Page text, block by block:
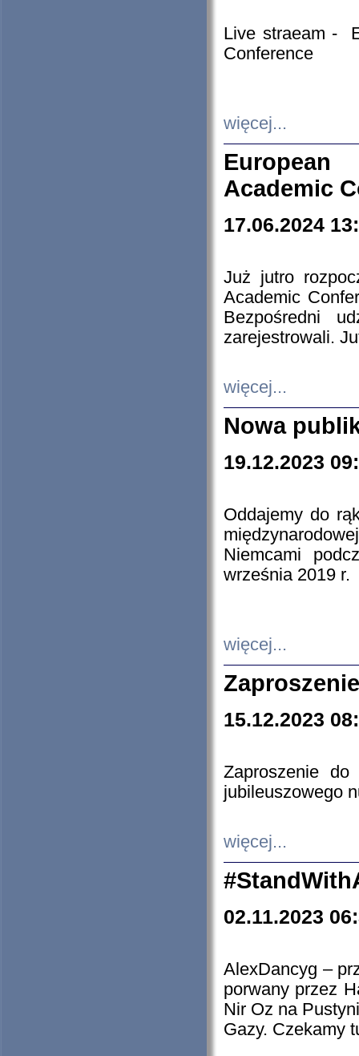
Live straeam -
Conference
więcej...
European
Academic
17.06.2024
Już jutro
Academic
Bezpośredni
zarejestrowali.
więcej...
Nowa
19.12.2023
Oddajemy do
Niemcami
września 2019 r.
więcej...
15.12.2023
Zaproszenie do
jubileuszowego
więcej...
02.11.2023
AlexDancyg –
porwany przez
Nir Oz na
Gazy. Czekamy